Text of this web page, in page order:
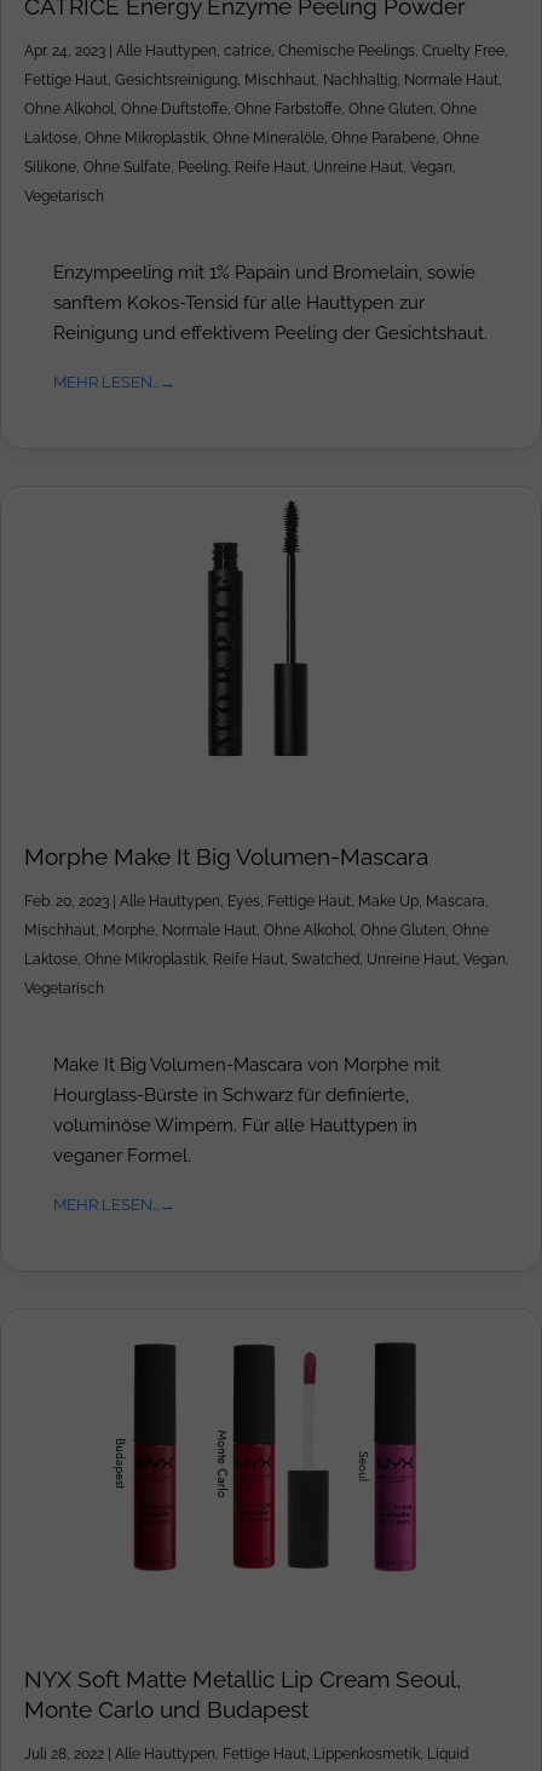
CATRICE Energy Enzyme Peeling Powder
Apr. 24, 2023 | Alle Hauttypen catrice Chemische Peelings Cruelty Free
Fettige Haut Gesichtsreinigung Mischhaut Nachhaltig Normale Haut
Ohne Alkohol
Ohne Duftstoffe Ohne Farbstoffe Ohne Gluten Ohne
Laktose Ohne Mikroplastik Ohne Mineralöle Ohne Parabene Ohne
Silikone Ohne Sulfate Peeling Reife Haut Unreine Haut Vegan
Vegetarisch
Enzympeeling mit 1% Papain und Bromelain, sowie
sanftem Kokos-Tensid für alle Hauttypen zur
Reinigung und effektivem Peeling der Gesichtshaut.
MEHR LESEN...
Morphe Make It Big Volumen-Mascara
Feb. 20, 2023 Alle Hauttypen, Eyes, Fettige Haut, Make Up, Mascara,
Mischhaut, Morphe, Normale Haut, Ohne Alkohol, Ohne Gluten, Ohne
Laktose, Ohne Mikroplastik, Reife Haut, Swatched, Unreine Haut, Vegan,
Vegetarisch
Make It Big Volumen-Mascara von Morphe mit
Hourglass-Bürste in Schwarz für definierte,
voluminöse Wimpern. Für alle Hauttypen in
veganer Formel.
MEHR LESEN...
NYX Soft Matte Metallic Lip Cream Seoul,
Monte Carlo und Budapest
Juli 28, 2022 Alle Hauttypen, Fettige Haut, Lippenkosmetik, Liquid